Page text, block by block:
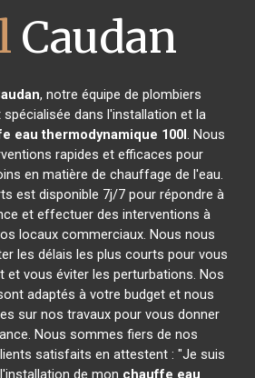
Caudan
, notre équipe de plombiers
dans l'installation et la
eau thermodynamique 100l. Nous
rapides et efficaces pour
en matière de chauffage de l'eau.
est disponible 7j/7 pour répondre à
et effectuer des interventions à
locaux commerciaux. Nous nous
les délais les plus courts pour vous
et vous éviter les perturbations. Nos
adaptés à votre budget et nous
sur nos travaux pour vous donner
Nous sommes fiers de nos
satisfaits en attestent : "Je suis
de mon chauffe eau